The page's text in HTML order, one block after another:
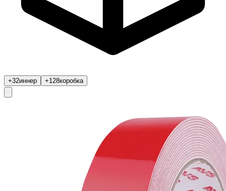
+32иннер +128коробка